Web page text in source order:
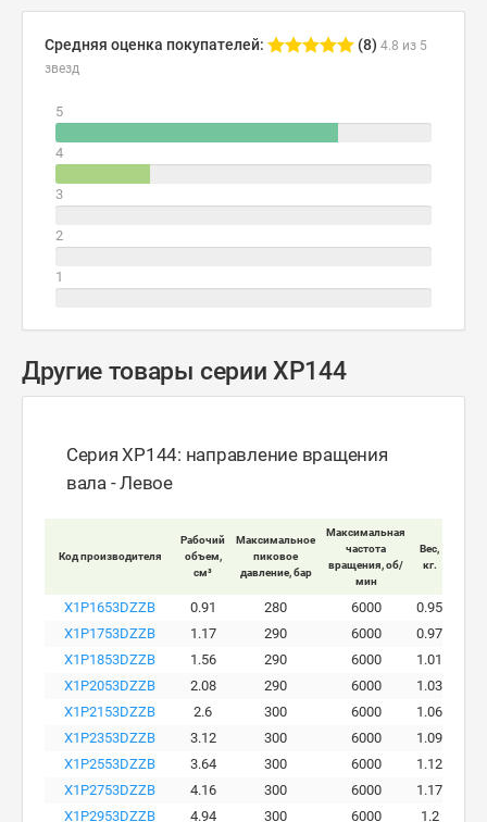
Средняя оценка покупателей: (8) 4.8 из 5
звезд
5
4
3
2
1
Другие товары серии XP144
Серия XP144: направление вращения
вала - Левое
Код производителя
Рабочий
объем,
см³
Максимальное
пиковое
давление, бар
Максимальная
частота
вращения, об/
мин
Вес,
кг.
X1P1653DZZB 0.91 280 6000 0.95
X1P1753DZZB
1.17 290 6000 0.97
X1P1853DZZB
1.56 290 6000 1.01
X1P2053DZZB
2.08 290 6000 1.03
X1P2153DZZB
2.6 300 6000 1.06
X1P2353DZZB
3.12 300 6000 1.09
X1P2553DZZB
3.64 300 6000 1.12
X1P2753DZZB
4.16 300 6000 1.17
X1P2953DZZB
4.94 300 6000 1.2